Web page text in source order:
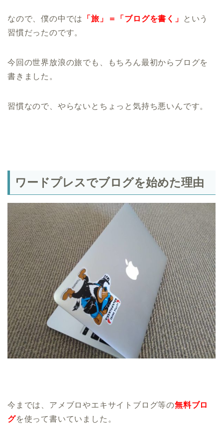
なので、僕の中では 「旅」＝「ブログを書く」
という
習慣だったのです。
今回の世界放浪の旅でも、もちろん最初からブログを
書きました。
習慣なので、やらないとちょっと気持ち悪いんです。
ワードプレスでブログを始めた理由
今までは、アメブロやエキサイトブログ等の無料ブロ
グを使って書いていました。